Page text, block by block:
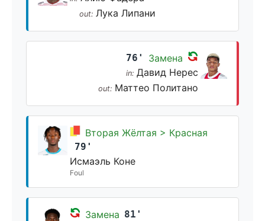
out: Лука Липани
76' Замена
in: Давид Нерес
out: Маттео Политано
Вторая Жёлтая > Красная
79'
Исмаэль Коне
Foul
Замена 81'